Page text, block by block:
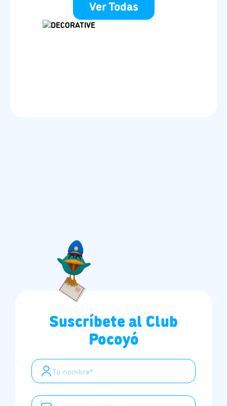
Ver Todas
Suscríbete al Club
Pocoyó